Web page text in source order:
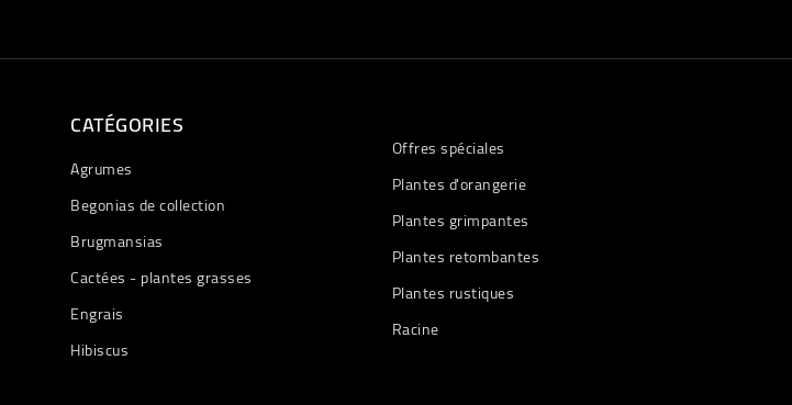
CATÉGORIES
Agrumes
Begonias de collection
Brugmansias
Cactées - plantes grasses
Engrais
Hibiscus
Offres spéciales
Plantes d'orangerie
Plantes grimpantes
Plantes retombantes
Plantes rustiques
Racine